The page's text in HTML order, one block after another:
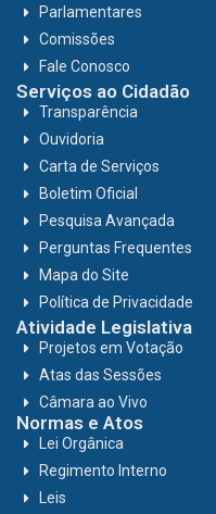
Parlamentares
Comissões
Fale Conosco
Serviços ao Cidadão
Transparência
Ouvidoria
Carta de Serviços
Boletim Oficial
Pesquisa Avançada
Perguntas Frequentes
Mapa do Site
Política de Privacidade
Atividade Legislativa
Projetos em Votação
Atas das Sessões
Câmara ao Vivo
Normas e Atos
Lei Orgânica
Regimento Interno
Leis